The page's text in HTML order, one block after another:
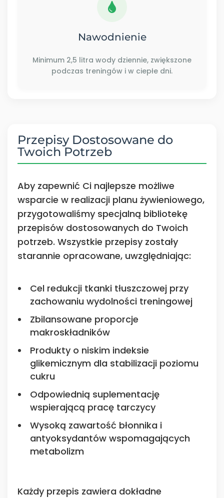
Nawodnienie
Minimum 2,5 litra wody dziennie, zwiększone
podczas treningów i w ciepłe dni.
Przepisy Dostosowane do
Twoich Potrzeb
Aby zapewnić Ci najlepsze możliwe
wsparcie w realizacji planu żywieniowego,
przygotowaliśmy specjalną bibliotekę
przepisów dostosowanych do Twoich
potrzeb. Wszystkie przepisy zostały
starannie opracowane, uwzględniając:
Cel redukcji tkanki tłuszczowej przy
zachowaniu wydolności treningowej
Zbilansowane proporcje
makroskładników
Produkty o niskim indeksie
glikemicznym dla stabilizacji poziomu
cukru
Odpowiednią suplementację
wspierającą pracę tarczycy
Wysoką zawartość błonnika i
antyoksydantów wspomagających
metabolizm
Każdy przepis zawiera dokładne